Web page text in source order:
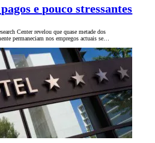
e pouco stressantes
Center revelou que quase metade dos
permaneciam nos empregos actuais se…